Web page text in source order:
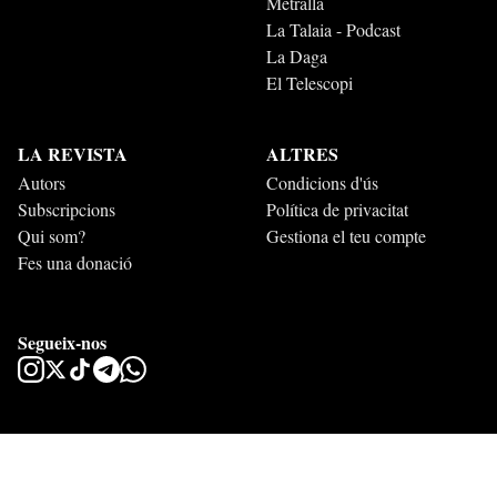
La Talaia - Podcast
La Daga
El Telescopi
LA REVISTA
Autors
Subscripcions
Qui som?
Fes una donació
ALTRES
Condicions d'ús
Política de privacitat
Gestiona el teu compte
Segueix-nos
Esperit 2026. Tots els drets reservats.